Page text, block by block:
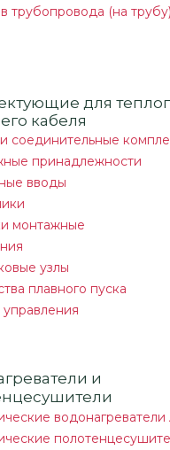
трубопровода (на трубу)
для
кабеля
соединительные
принадлежности
вводы
монтажные
узлы
плавного пуска
и